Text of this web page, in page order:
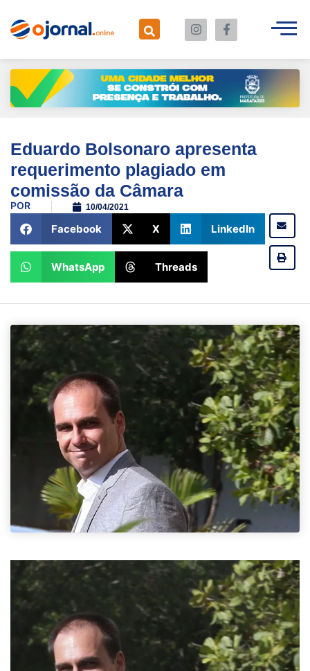
Eduardo Bolsonaro apresenta
requerimento plagiado em
comissão da Câmara
POR 10/04/2021
Facebook X LinkedIn
WhatsApp Threads